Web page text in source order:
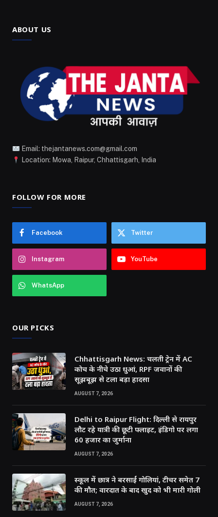
ABOUT US
Email: thejantanews.com@gmail.com
Location: Mowa, Raipur, Chhattisgarh, India
FOLLOW FOR MORE
Facebook Twitter
Instagram YouTube
WhatsApp
OUR PICKS
Chhattisgarh News: चलती ट्रेन में AC
कोच के नीचे उठा धुआं, RPF जवानों की
सूझबूझ से टला बड़ा हादसा
AUGUST 7, 2026
Delhi to Raipur Flight: दिल्ली से रायपुर
लौट रहे यात्री की छूटी फ्लाइट, इंडिगो पर लगा
60 हजार का जुर्माना
AUGUST 7, 2026
स्कूल में छात्र ने बरसाईं गोलियां, टीचर समेत 7
की मौत; वारदात के बाद खुद को भी मारी गोली
AUGUST 7, 2026